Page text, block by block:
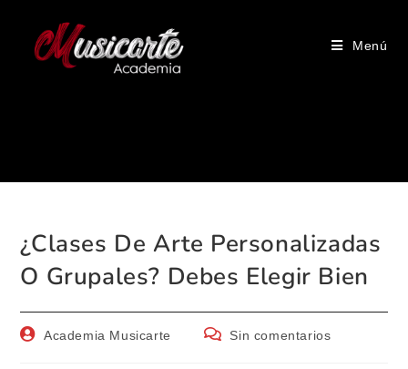
Menú
¿Clases De Arte Personalizadas
O Grupales? Debes Elegir Bien
Academia Musicarte Sin comentarios